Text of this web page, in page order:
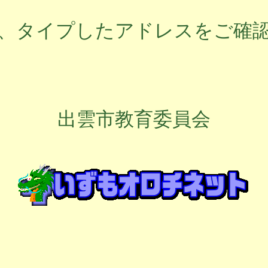
タイプしたアドレスをご確認
出雲市教育委員会